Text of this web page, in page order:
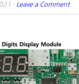
· Leave a Comment